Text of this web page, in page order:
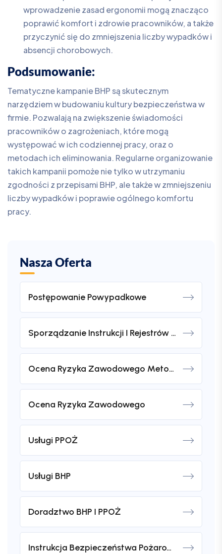
Nasza Oferta
Postępowanie Powypadkowe
Sporządzanie Instrukcji I Rejestrów BHP
Ocena Ryzyka Zawodowego Metodą Obciążenia Mięśniowo-Szkieletowego (KIM)
Ocena Ryzyka Zawodowego
Usługi PPOŻ
Usługi BHP
Doradztwo BHP I PPOŻ
Instrukcja Bezpieczeństwa Pożarowego
wprowadzenie zasad ergonomii mogą znacząco
poprawić komfort i zdrowie pracowników, a także
przyczynić się do zmniejszenia liczby wypadków i
absencji chorobowych.
Podsumowanie:
Tematyczne kampanie BHP są skutecznym
narzędziem w budowaniu kultury bezpieczeństwa w
firmie. Pozwalają na zwiększenie świadomości
pracowników o zagrożeniach, które mogą
występować w ich codziennej pracy, oraz o
metodach ich eliminowania. Regularne organizowanie
takich kampanii pomoże nie tylko w utrzymaniu
zgodności z przepisami BHP, ale także w zmniejszeniu
liczby wypadków i poprawie ogólnego komfortu
pracy.